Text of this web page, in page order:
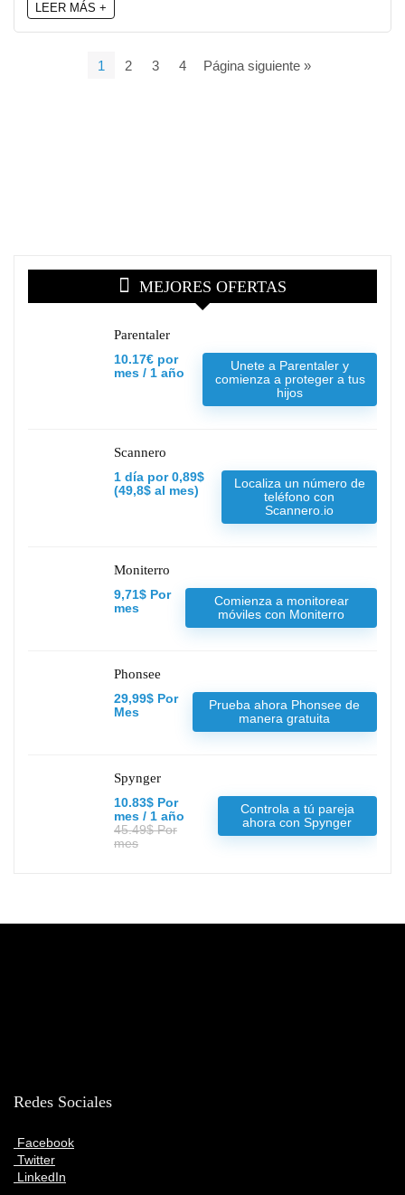
LEER MÁS +
1 2 3 4 Página siguiente »
MEJORES OFERTAS
Parentaler
10.17€ por
mes / 1 año
Unete a Parentaler y
comienza a proteger a tus
hijos
Scannero
1 día por 0,89$
(49,8$ al mes)
Localiza un número de
teléfono con
Scannero.io
Moniterro
9,71$ Por
mes
Comienza a monitorear
móviles con Moniterro
Phonsee
29,99$ Por
Mes
Prueba ahora Phonsee de
manera gratuita
Spynger
10.83$ Por
mes / 1 año
45.49$ Por
mes
Controla a tú pareja
ahora con Spynger
Redes Sociales
Facebook
Twitter
LinkedIn